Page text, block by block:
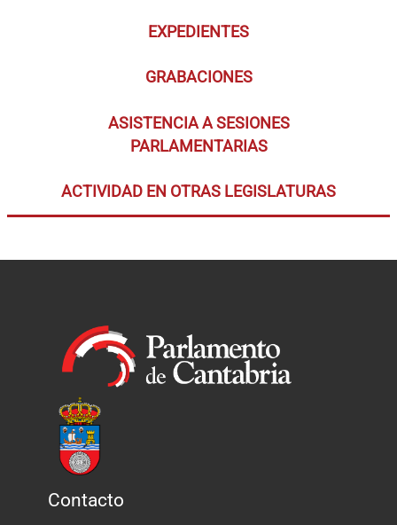
EXPEDIENTES
GRABACIONES
ASISTENCIA A SESIONES
PARLAMENTARIAS
ACTIVIDAD EN OTRAS LEGISLATURAS
Contacto